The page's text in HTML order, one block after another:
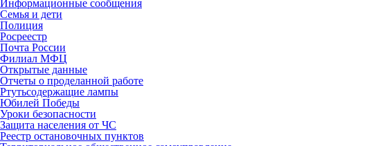
Информационные сообщения
Семья и дети
Полиция
Росреестр
Почта России
Филиал МФЦ
Открытые данные
Отчеты о проделанной работе
Ртутьсодержащие лампы
Юбилей Победы
Уроки безопасности
Защита населения от ЧС
Реестр остановочных пунктов